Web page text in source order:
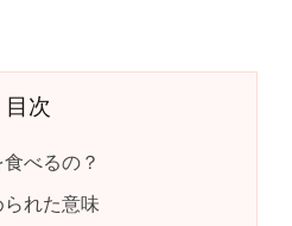
目次
べるの？
れた意味